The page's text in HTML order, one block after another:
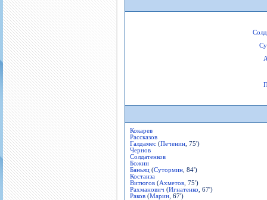
Вакансии
Документы
Кокарев
Рассказов
Галдамес (Печенин , 75')
Чернов
Солдатенков
Божин
Баньяц (Сутормин , 84')
Костанза
Витюгов (Ахметов , 75')
Рахманович (Игнатенко , 67')
Раков (Марин , 67')